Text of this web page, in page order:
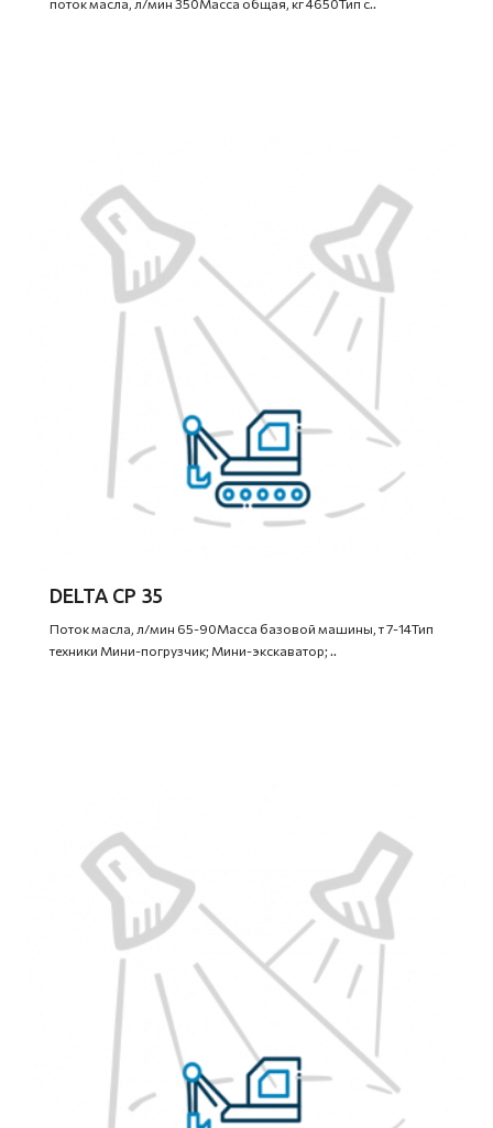
DELTA CP 35
Поток масла, л/мин 65-90Масса базовой машины, т 7-14Тип
техники Мини-погрузчик; Мини-экскаватор; ..